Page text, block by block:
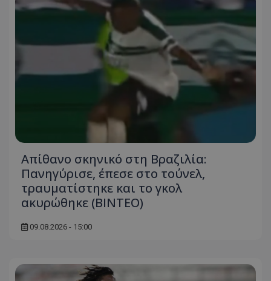
Απίθανο σκηνικό στη Βραζιλία:
Πανηγύρισε, έπεσε στο τούνελ,
τραυματίστηκε και το γκολ
ακυρώθηκε (BINTEO)
09.08.2026 - 15:00